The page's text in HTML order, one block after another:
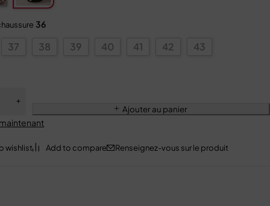
36
37 38 39 40 41 42 43
Ajouter au panier
Renseignez-vous sur le produit